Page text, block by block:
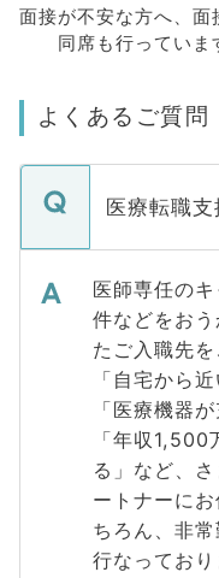
面接が不安な方へ、 面
同席も行っていま
よくあるご質問
医療転職
医師専任の
件などをお
たご入職先を
「自宅から
「医療機器
「年収
る」など、
ートナーに
ちろん、非
行なっており